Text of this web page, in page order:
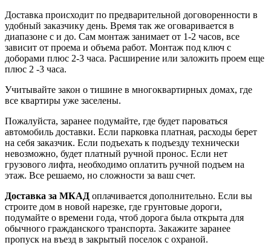
Доставка происходит по предварительной договоренности в
удобный заказчику день. Время так же оговаривается в
диапазоне с и до. Сам монтаж занимает от 1-2 часов, все
зависит от проема и объема работ. Монтаж под ключ с
доборами плюс 2-3 часа. Расширение или заложить проем еще
плюс 2 -3 часа.
Учитывайте закон о тишине в многоквартирных домах, где
все квартиры уже заселены.
Пожалуйста, заранее подумайте, где будет пароваться
автомобиль доставки. Если парковка платная, расходы берет
на себя заказчик. Если подъехать к подъезду технически
невозможно, будет платный ручной пронос. Если нет
грузового лифта, необходимо оплатить ручной подъем на
этаж. Все решаемо, но сложности за ваш счет.
Доставка за МКАД оплачивается дополнительно. Если вы
строите дом в новой нарезке, где грунтовые дороги,
подумайте о времени года, чтоб дорога была открыта для
обычного гражданского транспорта. Закажите заранее
пропуск на въезд в закрытый поселок с охраной.